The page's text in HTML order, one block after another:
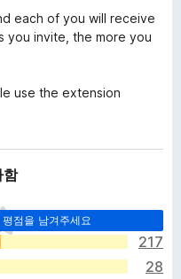
each of you will receive
you invite, the more you
use the extension
함
점을 남겨주세요
217
28